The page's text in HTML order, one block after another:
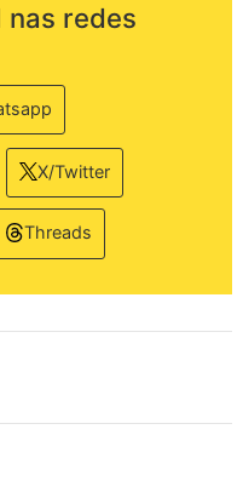
nas redes
X/Twitter
Threads